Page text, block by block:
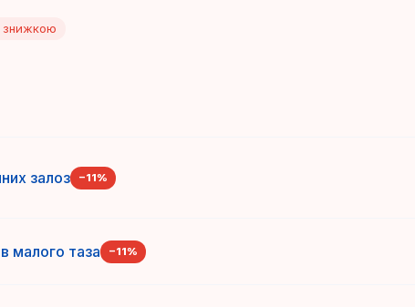
знижкою
залоз −11%
малого таза −11%